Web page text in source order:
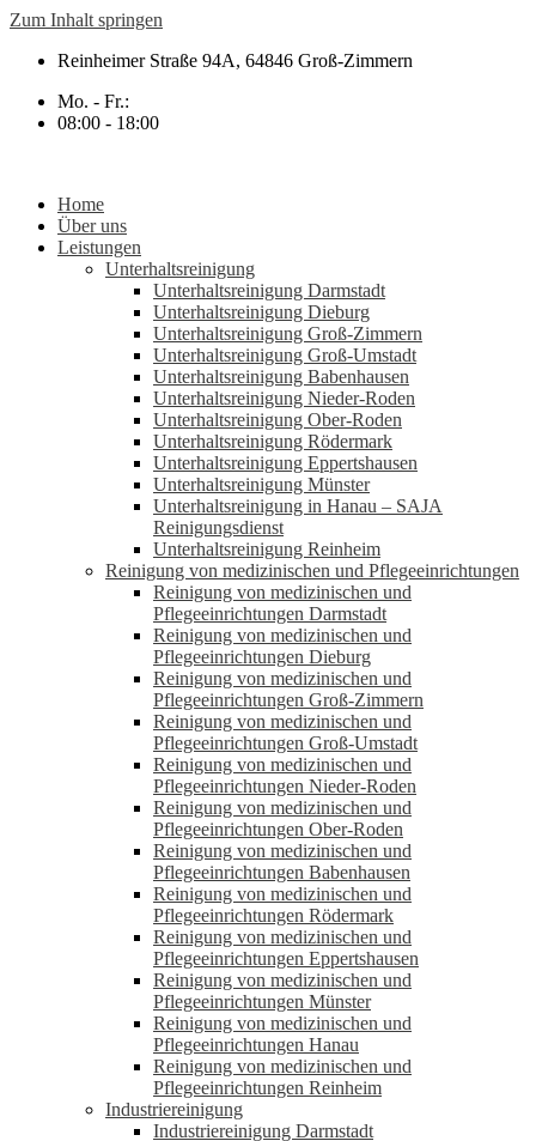
Zum Inhalt springen
Reinheimer Straße 94A, 64846 Groß-Zimmern
Mo. - Fr.:
08:00 - 18:00
Home
Über uns
Leistungen
Unterhaltsreinigung
Unterhaltsreinigung Darmstadt
Unterhaltsreinigung Dieburg
Unterhaltsreinigung Groß-Zimmern
Unterhaltsreinigung Groß-Umstadt
Unterhaltsreinigung Babenhausen
Unterhaltsreinigung Nieder-Roden
Unterhaltsreinigung Ober-Roden
Unterhaltsreinigung Rödermark
Unterhaltsreinigung Eppertshausen
Unterhaltsreinigung Münster
Unterhaltsreinigung in Hanau – SAJA
Reinigungsdienst
Unterhaltsreinigung Reinheim
Reinigung von medizinischen und Pflegeeinrichtungen
Reinigung von medizinischen und
Pflegeeinrichtungen Darmstadt
Reinigung von medizinischen und
Pflegeeinrichtungen Dieburg
Reinigung von medizinischen und
Pflegeeinrichtungen Groß-Zimmern
Reinigung von medizinischen und
Pflegeeinrichtungen Groß-Umstadt
Reinigung von medizinischen und
Pflegeeinrichtungen Nieder-Roden
Reinigung von medizinischen und
Pflegeeinrichtungen Ober-Roden
Reinigung von medizinischen und
Pflegeeinrichtungen Babenhausen
Reinigung von medizinischen und
Pflegeeinrichtungen Rödermark
Reinigung von medizinischen und
Pflegeeinrichtungen Eppertshausen
Reinigung von medizinischen und
Pflegeeinrichtungen Münster
Reinigung von medizinischen und
Pflegeeinrichtungen Hanau
Reinigung von medizinischen und
Pflegeeinrichtungen Reinheim
Industriereinigung
Industriereinigung Darmstadt